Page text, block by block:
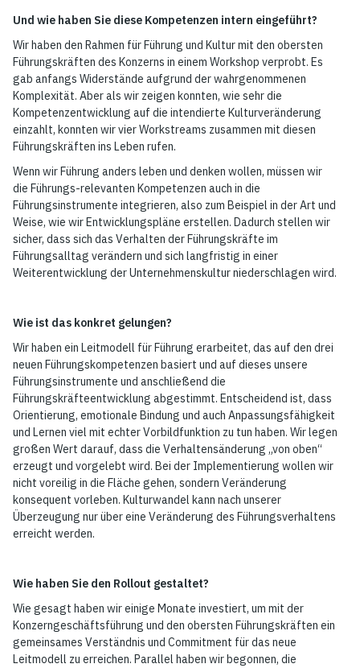
Und wie haben Sie diese Kompetenzen intern eingeführt?
Wir haben den Rahmen für Führung und Kultur mit den obersten
Führungskräften des Konzerns in einem Workshop verprobt. Es
gab anfangs Widerstände aufgrund der wahrgenommenen
Komplexität. Aber als wir zeigen konnten, wie sehr die
Kompetenzentwicklung auf die intendierte Kulturveränderung
einzahlt, konnten wir vier Workstreams zusammen mit diesen
Führungskräften ins Leben rufen.
Wenn wir Führung anders leben und denken wollen, müssen wir
die Führungs-relevanten Kompetenzen auch in die
Führungsinstrumente integrieren, also zum Beispiel in der Art und
Weise, wie wir Entwicklungspläne erstellen. Dadurch stellen wir
sicher, dass sich das Verhalten der Führungskräfte im
Führungsalltag verändern und sich langfristig in einer
Weiterentwicklung der Unternehmenskultur niederschlagen wird.
Wie ist das konkret gelungen?
Wir haben ein Leitmodell für Führung erarbeitet, das auf den drei
neuen Führungskompetenzen basiert und auf dieses unsere
Führungsinstrumente und anschließend die
Führungskräfteentwicklung abgestimmt. Entscheidend ist, dass
Orientierung, emotionale Bindung und auch Anpassungsfähigkeit
und Lernen viel mit echter Vorbildfunktion zu tun haben. Wir legen
großen Wert darauf, dass die Verhaltensänderung „von oben“
erzeugt und vorgelebt wird. Bei der Implementierung wollen wir
nicht voreilig in die Fläche gehen, sondern Veränderung
konsequent vorleben. Kulturwandel kann nach unserer
Überzeugung nur über eine Veränderung des Führungsverhaltens
erreicht werden.
Wie haben Sie den Rollout gestaltet?
Wie gesagt haben wir einige Monate investiert, um mit der
Konzerngeschäftsführung und den obersten Führungskräften ein
gemeinsames Verständnis und Commitment für das neue
Leitmodell zu erreichen. Parallel haben wir begonnen, die